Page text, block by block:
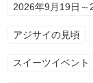
2026年9月19日～
アジサイの見頃
スイーツイベント